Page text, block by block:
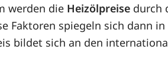
werden die Heizölpreise durch
spiegeln sich dann
bildet sich an den